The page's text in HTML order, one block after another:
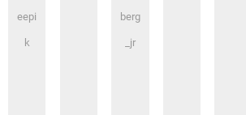
eepi
k
berg
_jr